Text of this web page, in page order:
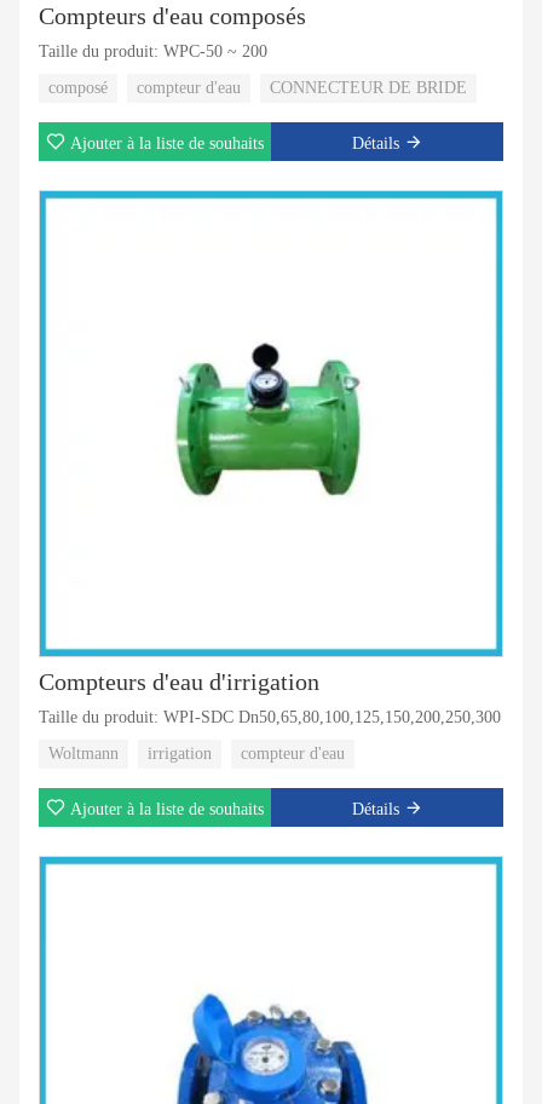
Compteurs d'eau composés
Taille du produit: WPC-50 ~ 200
composé
compteur d'eau CONNECTEUR DE BRIDE
Ajouter à la liste de souhaits Détails
Compteurs d'eau d'irrigation
Taille du produit: WPI-SDC Dn50,65,80,100,125,150,200,250,300
Woltmann
irrigation compteur d'eau
Ajouter à la liste de souhaits Détails